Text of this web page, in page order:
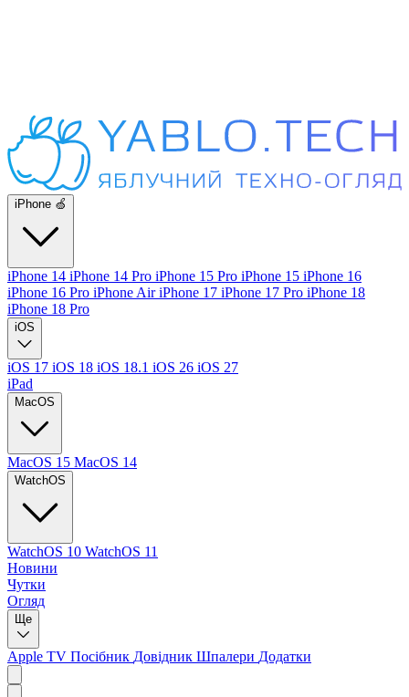
iPhone 🍏
iPhone 14 iPhone 14 Pro iPhone 15 Pro iPhone 15 iPhone 16
iPhone 16 Pro iPhone AiriPhone 17 iPhone 17 Pro iPhone 18
iPhone 18 Pro
iOS
iOS 17 iOS 18 iOS 18.1 iOS 26 iOS 27
iPad
MacOS
MacOS 15 MacOS 14
WatchOS
WatchOS 10 WatchOS 11
Новини
Чутки
Огляд
Ще
Apple TV Посібник Довідник Шпалери Додатки